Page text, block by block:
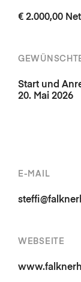
€ 2.000,00
Start und
20. Mai 2026
E-MAIL
WEBSEITE